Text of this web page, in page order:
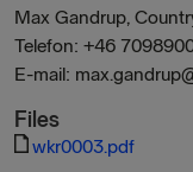
Max Gandrup,
Telefon: +46
E-mail:
Files
wkr0003.pdf